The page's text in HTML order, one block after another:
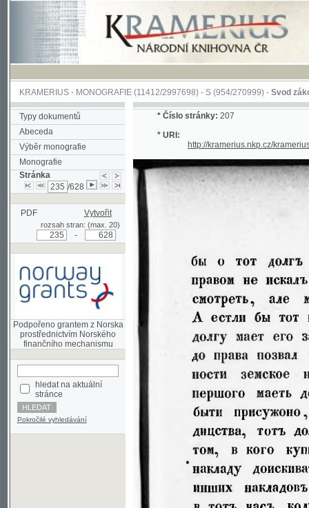
KRAMERIUS-MONOGRAFIE(11412/2997698) -S (954/270999)-Svod zákonův
Typy dokumentů
Abeceda
Výběr monografie
Monografie
Stránka
/628
PDF Vytvořit
rozsah stran: (max. 20)
Podpořeno grantem z Norska
prostřednictvím Norského
hledat na aktuální
stránce
Pokročilé vyhledávání
http://kramerius.nkp.cz/kramerius/